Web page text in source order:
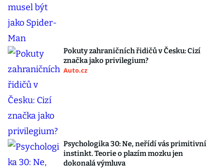
Pokuty zahraničních řidičů v Česku: Cizí
značka jako privilegium?
Auto.cz
Psychologika 30: Ne, neřídí vás primitivní
instinkt. Teorie o plazím mozku jen
dokonalá výmluva